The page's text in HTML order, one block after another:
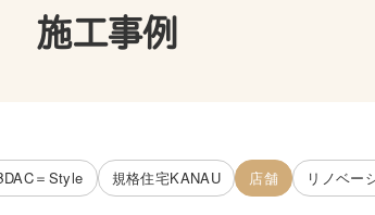
施工事例
＝Style 規格住宅KANAU 店舗 リノベー